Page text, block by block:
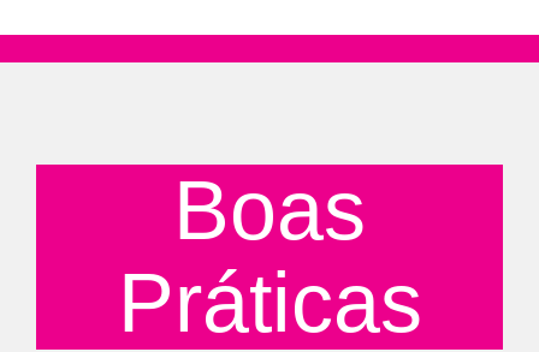
Boas
Práticas